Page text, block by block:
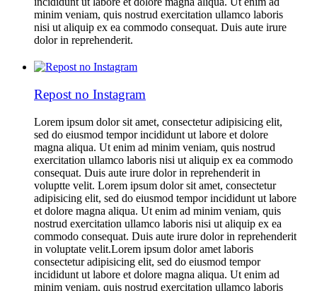
minim veniam, quis nostrud exercitation ullamco laboris
nisi ut aliquip ex ea commodo consequat. Duis aute irure
dolor in reprehenderit.
Repost no Instagram
Lorem ipsum dolor sit amet, consectetur adipisicing elit,
sed do eiusmod tempor incididunt ut labore et dolore
magna aliqua. Ut enim ad minim veniam, quis nostrud
exercitation ullamco laboris nisi ut aliquip ex ea commodo
consequat. Duis aute irure dolor in reprehenderit in
voluptte velit. Lorem ipsum dolor sit amet, consectetur
adipisicing elit, sed do eiusmod tempor incididunt ut labore
et dolore magna aliqua. Ut enim ad minim veniam, quis
nostrud exercitation ullamco laboris nisi ut aliquip ex ea
commodo consequat. Duis aute irure dolor in reprehenderit
in voluptate velit.Lorem ipsum dolor amet laboris
consectetur adipisicing elit, sed do eiusmod tempor
incididunt ut labore et dolore magna aliqua. Ut enim ad
minim veniam, quis nostrud exercitation ullamco laboris